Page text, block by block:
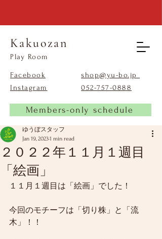
Kakuozan
​Play Room
Facebook
Instagram
shop@yu-bo.jp
​052-757-0888
Members-only schedule
２０２２年１１月１週目
「絵画」
ゆうぼスタッフ
Jan 19, 20231 min read
１１月１週目は「絵画」でした！
今回のモチーフは「切り株」と「流
木」！！